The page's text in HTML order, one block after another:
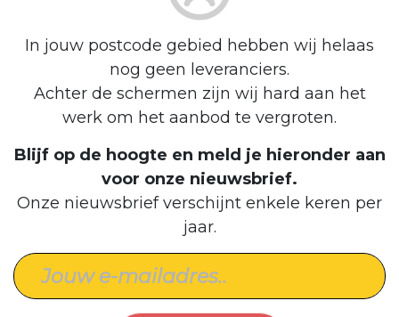
In jouw postcode gebied hebben wij helaas
nog geen leveranciers.
Achter de schermen zijn wij hard aan het
werk om het aanbod te vergroten.
Blijf op de hoogte en meld je hieronder aan
voor onze nieuwsbrief.
Onze nieuwsbrief verschijnt enkele keren per
jaar.